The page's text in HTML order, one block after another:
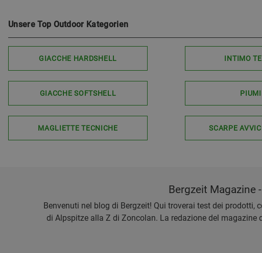
Unsere Top Outdoor Kategorien
GIACCHE HARDSHELL INTIMO
GIACCHE SOFTSHELL
MAGLIETTE TECNICHE SCARPE
Bergzeit Magazine
Benvenuti nel blog di Bergzeit! Qui troverai test dei
di Alpspitze alla Z di Zoncolan. La redazione del